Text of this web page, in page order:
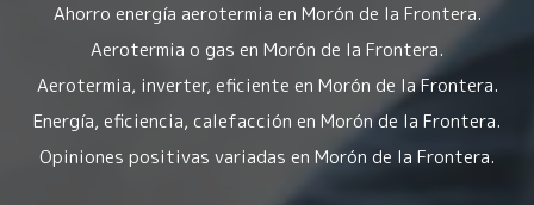
Ahorro energía aerotermia en Morón de la Frontera.
Aerotermia o gas en Morón de la Frontera.
Aerotermia, inverter, eficiente en Morón de la Frontera.
Energía, eficiencia, calefacción en Morón de la Frontera.
Opiniones positivas variadas en Morón de la Frontera.